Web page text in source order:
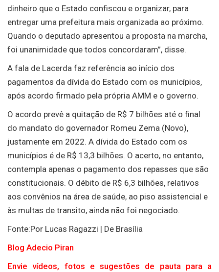
dinheiro que o Estado confiscou e organizar, para
entregar uma prefeitura mais organizada ao próximo.
Quando o deputado apresentou a proposta na marcha,
foi unanimidade que todos concordaram”, disse.
A fala de Lacerda faz referência ao início dos
pagamentos da dívida do Estado com os municípios,
após acordo firmado pela própria AMM e o governo.
O acordo prevê a quitação de R$ 7 bilhões até o final
do mandato do governador Romeu Zema (Novo),
justamente em 2022. A dívida do Estado com os
municípios é de R$ 13,3 bilhões. O acerto, no entanto,
contempla apenas o pagamento dos repasses que são
constitucionais. O débito de R$ 6,3 bilhões, relativos
aos convênios na área de saúde, ao piso assistencial e
às multas de transito, ainda não foi negociado.
Fonte:Por Lucas Ragazzi | De Brasília
Blog Adecio Piran
Envie vídeos, fotos e sugestões de pauta para a